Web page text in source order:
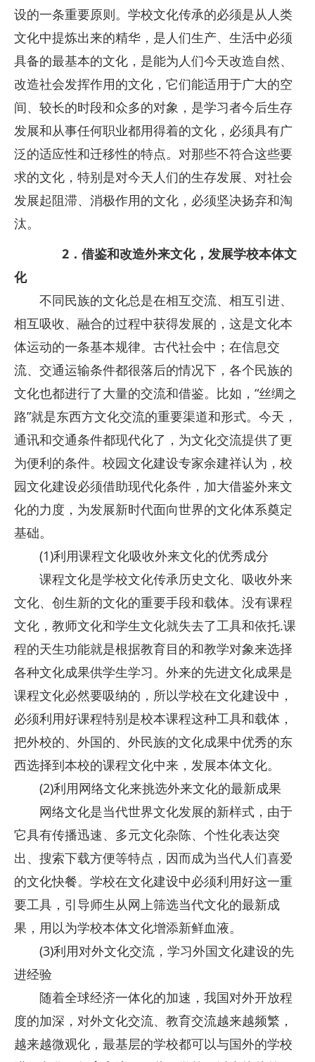
设的一条重要原则。学校文化传承的必须是从人类
文化中提炼出来的精华，是人们生产、生活中必须
具备的最基本的文化，是能为人们今天改造自然、
改造社会发挥作用的文化，它们能适用于广大的空
间、较长的时段和众多的对象，是学习者今后生存
发展和从事任何职业都用得着的文化，必须具有广
泛的适应性和迁移性的特点。对那些不符合这些要
求的文化，特别是对今天人们的生存发展、对社会
发展起阻滞、消极作用的文化，必须坚决扬弃和淘
汰。
2．借鉴和改造外来文化，发展学校本体文
化
不同民族的文化总是在相互交流、相互引进、
相互吸收、融合的过程中获得发展的，这是文化本
体运动的一条基本规律。古代社会中；在信息交
流、交通运输条件都很落后的情况下，各个民族的
文化也都进行了大量的交流和借鉴。比如，“丝绸之
路”就是东西方文化交流的重要渠道和形式。今天，
通讯和交通条件都现代化了，为文化交流提供了更
为便利的条件。校园文化建设专家余建祥认为，校
园文化建设必须借助现代化条件，加大借鉴外来文
化的力度，为发展新时代面向世界的文化体系奠定
基础。
(1)利用课程文化吸收外来文化的优秀成分
课程文化是学校文化传承历史文化、吸收外来
文化、创生新的文化的重要手段和载体。没有课程
文化，教师文化和学生文化就失去了工具和依托.课
程的天生功能就是根据教育目的和教学对象来选择
各种文化成果供学生学习。外来的先进文化成果是
课程文化必然要吸纳的，所以学校在文化建设中，
必须利用好课程特别是校本课程这种工具和载体，
把外校的、外国的、外民族的文化成果中优秀的东
西选择到本校的课程文化中来，发展本体文化。
(2)利用网络文化来挑选外来文化的最新成果
网络文化是当代世界文化发展的新样式，由于
它具有传播迅速、多元文化杂陈、个性化表达突
出、搜索下载方便等特点，因而成为当代人们喜爱
的文化快餐。学校在文化建设中必须利用好这一重
要工具，引导师生从网上筛选当代文化的最新成
果，用以为学校本体文化增添新鲜血液。
(3)利用对外文化交流，学习外国文化建设的先
进经验
随着全球经济一体化的加速，我国对外开放程
度的加深，对外文化交流、教育交流越来越频繁，
越来越微观化，最基层的学校都可以与国外的学校